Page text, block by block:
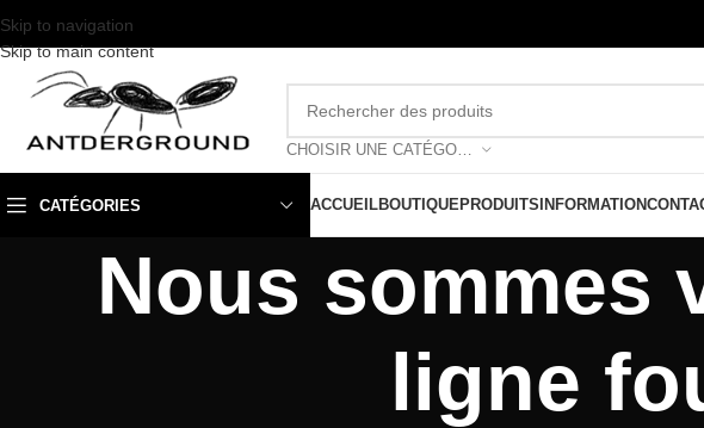
Skip to navigation
Skip to main content
CATÉGORIES ACCUEILBOUTIQUEPRODUITS INFORMATION
Nous sommes
ligne